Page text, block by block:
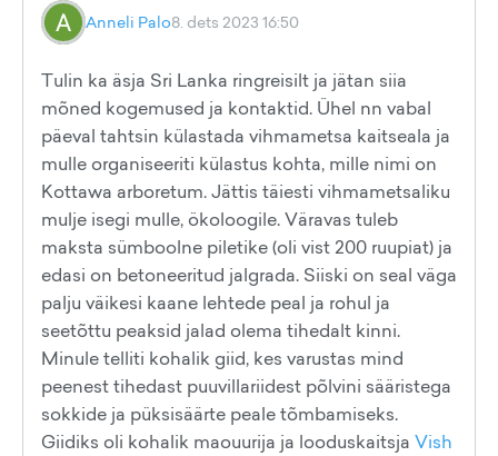
Anneli Palo8. dets 2023 16:50
Tulin ka äsja Sri Lanka ringreisilt ja jätan siia
mõned kogemused ja kontaktid. Ühel nn vabal
päeval tahtsin külastada vihmametsa kaitseala ja
mulle organiseeriti külastus kohta, mille nimi on
Kottawa arboretum. Jättis täiesti vihmametsaliku
mulje isegi mulle, ökoloogile. Väravas tuleb
maksta sümboolne piletike (oli vist 200 ruupiat) ja
edasi on betoneeritud jalgrada. Siiski on seal väga
palju väikesi kaane lehtede peal ja rohul ja
seetõttu peaksid jalad olema tihedalt kinni.
Minule telliti kohalik giid, kes varustas mind
peenest tihedast puuvillariidest põlvini sääristega
sokkide ja püksisäärte peale tõmbamiseks.
Giidiks oli kohalik maouurija ja looduskaitsja Vish